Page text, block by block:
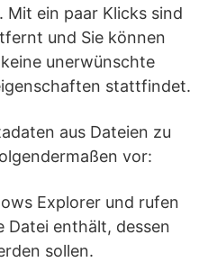
Mit ein paar Klicks sind
und Sie können
unerwünschte
stattfindet.
aus Dateien zu
vor:
Explorer und rufen
Datei enthält, dessen
sollen.